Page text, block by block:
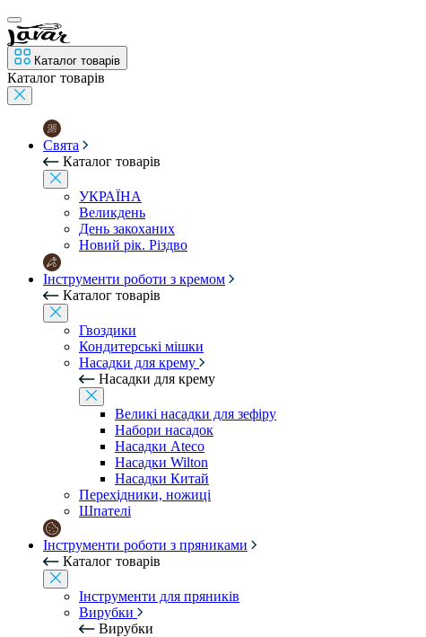
Каталог товарів
Каталог товарів
Свята
Каталог товарів
УКРАЇНА
Великдень
День закоханих
Новий рік. Різдво
Інструменти роботи з кремом
Каталог товарів
Гвоздики
Кондитерські мішки
Насадки для крему
Насадки для крему
Великі насадки для зефіру
Набори насадок
Насадки Ateco
Насадки Wilton
Насадки Китай
Перехідники, ножиці
Шпателі
Інструменти роботи з пряниками
Каталог товарів
Інструменти для пряників
Вирубки
Вирубки